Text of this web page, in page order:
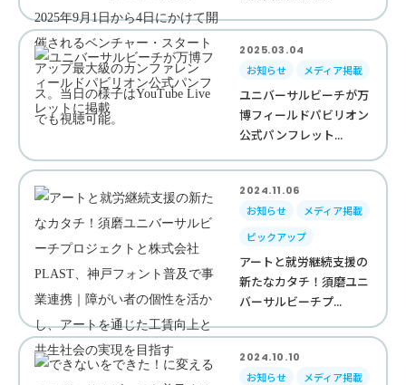
2025.03.04
お知らせ
メディア掲載
ユニバーサルビーチが万
博フィールドパビリオン
公式パンフレット...
2024.11.06
お知らせ
メディア掲載
ピックアップ
アートと就労継続支援の
新たなカタチ！須磨ユニ
バーサルビーチプ...
2024.10.10
お知らせ
メディア掲載